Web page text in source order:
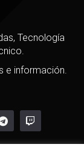
Tecnología
e información.